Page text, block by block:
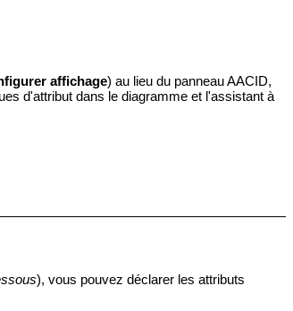
affichage) au lieu du panneau AACID,
d'attribut dans le diagramme et l'assistant à
), vous pouvez déclarer les attributs